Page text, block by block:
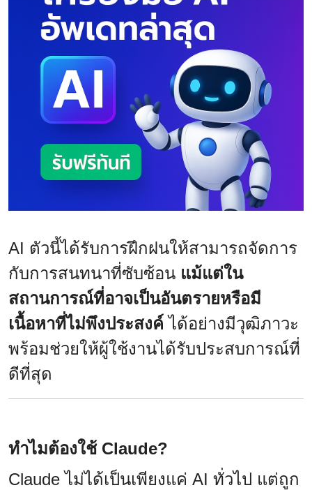
AI ตัวนี้ได้รับการฝึกฝนให้สามารถจัดการ
กับการสนทนาที่ซับซ้อน แม้แต่ใน
สถานการณ์ที่อาจเป็นอันตรายหรือมี
เนื้อหาที่ไม่พึงประสงค์ ได้อย่างมีวุฒิภาวะ
พร้อมช่วยให้ผู้ใช้งานได้รับประสบการณ์ที่
ดีที่สุด
ทำไมต้องใช้ Claude?
Claude ไม่ได้เป็นเพียงแค่ AI ทั่วไป แต่ถูก